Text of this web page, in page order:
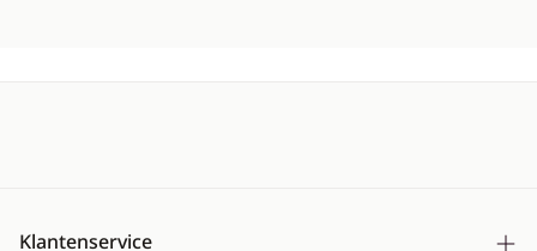
Klantenservice